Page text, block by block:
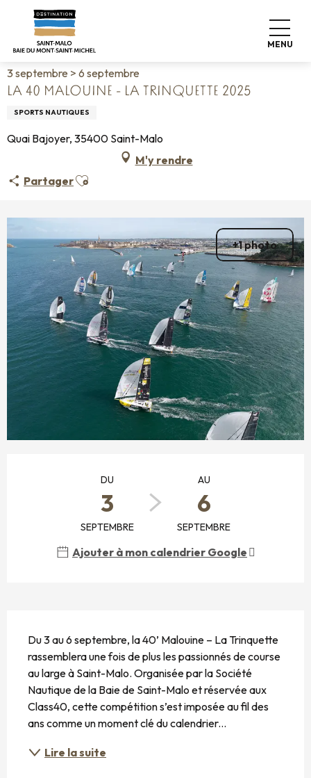
contenu
MENU
Accueil Vivre comme chez nous
La 40 malouine - La trinquette 2025
3 septembre > 6 septembre
LA 40 MALOUINE - LA TRINQUETTE 2025
SPORTS NAUTIQUES
Quai Bajoyer, 35400 Saint-Malo
M'y rendre
PartagerAjouter aux favoris
+1 photo
DU
3
SEPTEMBRE
AU
6
SEPTEMBRE
Ajouter à mon calendrier Google
Du 3 au 6 septembre, la 40’ Malouine – La Trinquette
rassemblera une fois de plus les passionnés de course
au large à Saint-Malo. Organisée par la Société
Nautique de la Baie de Saint-Malo et réservée aux
Class40, cette compétition s’est imposée au fil des
ans comme un moment clé du calendrier...
Lire la suite